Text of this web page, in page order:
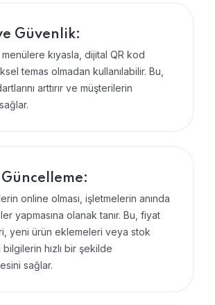
Güvenlik:
kıyasla, dijital QR kod
temas olmadan kullanılabilir. Bu,
arttırır ve müşterilerin
online olması, işletmelerin anında
yapmasına olanak tanır. Bu, fiyat
yeni ürün eklemeleri veya stok
hızlı bir şekilde
sağlar.